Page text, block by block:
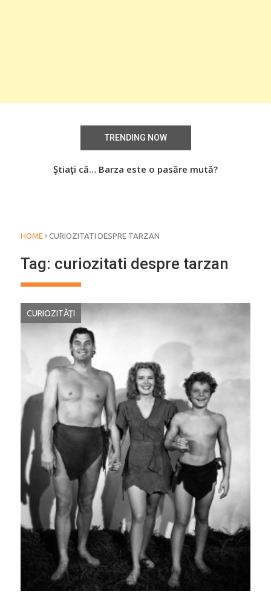
TRENDING NOW
Ştiaţi că… Barza este o pasăre mută?
HOME › CURIOZITATI DESPRE TARZAN
Tag: curiozitati despre tarzan
CURIOZITĂŢI